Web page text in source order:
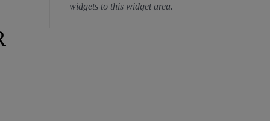
widgets to this widget area.